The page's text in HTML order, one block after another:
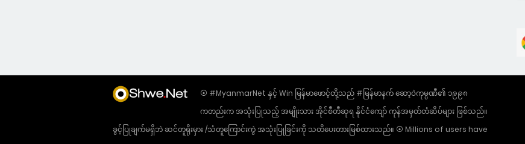
⦿ #MyanmarNet နှင့် Win မြန်မာဖောင့်တို့သည် #မြန်မာနက် ဆော့ဝဲကုမ္ပဏီ၏ ၁၉၉၈
ကတည်းက အသုံးပြုသည့် အမျိုးသား အိုင်စီတီဆုရ နိုင်ငံကျော် ကုန်အမှတ်တံဆိပ်များ ဖြစ်သည်။
ခွင့်ပြုချက်မရှိဘဲ ဆင်တူရိုးမှား /သံတူကြောင်းကွဲ အသုံးပြုခြင်းကို သတိပေးတားမြစ်ထားသည်။ ⦿ Millions of users have